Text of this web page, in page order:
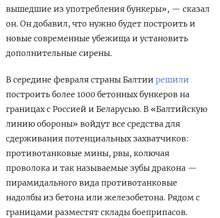
вышедшие из употребления бункеры», — сказал
он. Он добавил, что нужно будет построить и
новые современные убежища и установить
дополнительные сирены.
В середине февраля страны Балтии решили
построить более 1000 бетонных бункеров на
границах с Россией и Беларусью. В «Балтийскую
линию обороны» войдут все средства для
сдерживания потенциальных захватчиков:
противотанковые мины, рвы, колючая
проволока и так называемые зубы дракона —
пирамидального вида противотанковые
надолбы из бетона или железобетона. Рядом с
границами разместят склады боеприпасов.